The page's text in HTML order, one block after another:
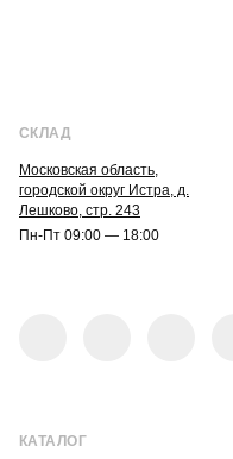
СКЛАД
Московская область,
городской округ Истра, д.
Лешково, стр. 243
Пн-Пт 09:00 — 18:00
КАТАЛОГ